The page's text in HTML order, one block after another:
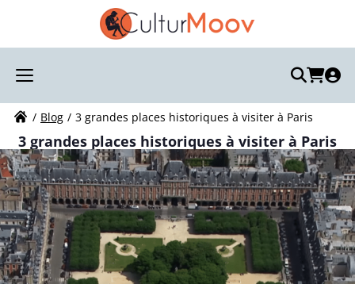
Recherchez votre visite :
Votre recherche
Blog 3 grandes places historiques à visiter à Paris
3 grandes places historiques à visiter à Paris